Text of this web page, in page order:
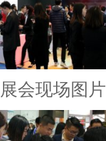
展会现场图片